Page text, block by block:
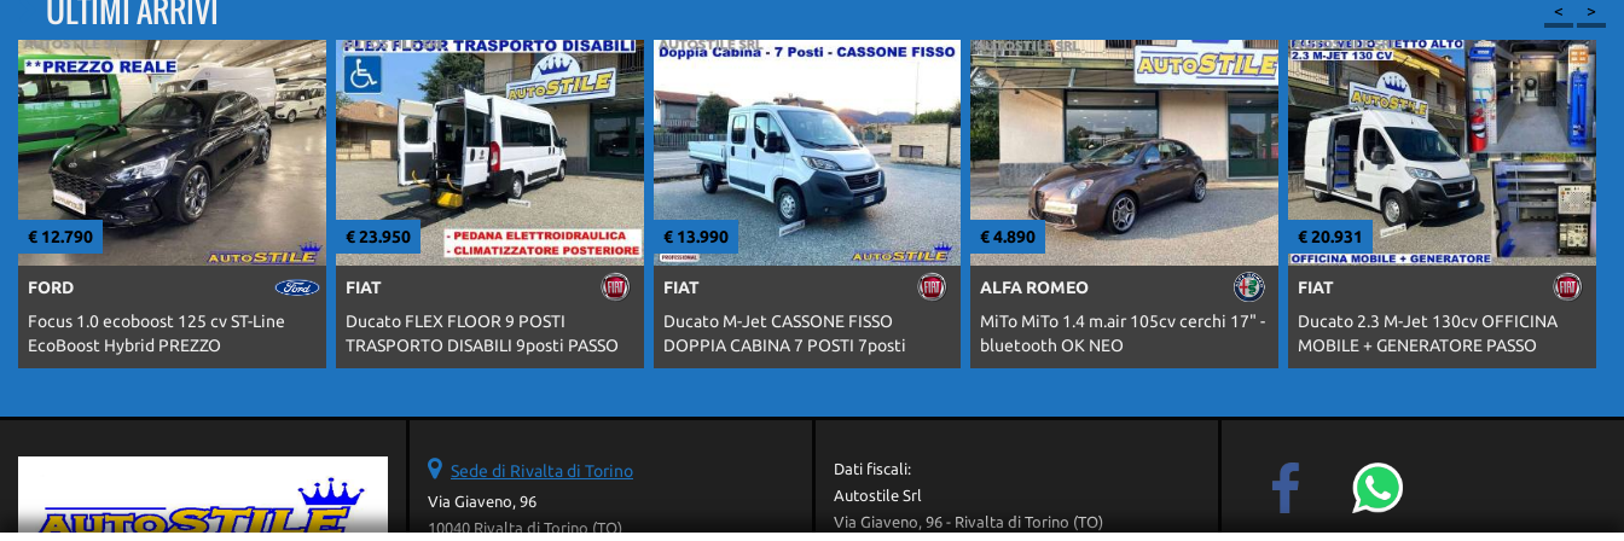
ULTIMI ARRIVI < >
€ 23.950
FIAT
Ducato FLEX FLOOR 9 POSTI
TRASPORTO DISABILI 9posti PASSO
€ 13.990
FIAT
Ducato M-Jet CASSONE FISSO
DOPPIA CABINA 7 POSTI 7posti
€ 4.890
ALFA ROMEO
MiTo MiTo 1.4 m.air 105cv cerchi 17" -
bluetooth OK NEO
€ 20.931
FIAT
Ducato 2.3 M-Jet 130cv OFFICINA
MOBILE + GENERATORE PASSO
€ 19.833
FIAT
Ducato 2.3 M-jet 140cv CASSONE -
CENTINA e TELONE - MAXI
Sede di Rivalta di Torino
Via Giaveno, 96
10040 Rivalta di Torino (TO)
Dati fiscali:
Autostile Srl
Via Giaveno, 96 - Rivalta di Torino (TO)